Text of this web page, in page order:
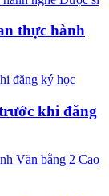
thực hành
khi đăng